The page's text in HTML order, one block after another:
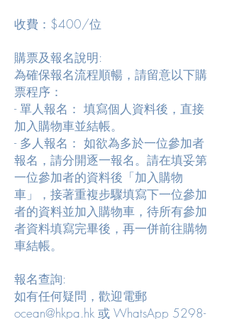
收費：$400/位
購票及報名說明:
為確保報名流程順暢，請留意以下購
票程序：
- 單人報名： 填寫個人資料後，直接
加入購物車並結帳。
- 多人報名： 如欲為多於一位參加者
報名，請分開逐一報名。請在填妥第
一位參加者的資料後「加入購物
車」，接著重複步驟填寫下一位參加
者的資料並加入購物車，待所有參加
者資料填寫完畢後，再一併前往購物
車結帳。
報名查詢:
如有任何疑問，歡迎電郵
ocean@hkpa.hk 或 WhatsApp 5298-